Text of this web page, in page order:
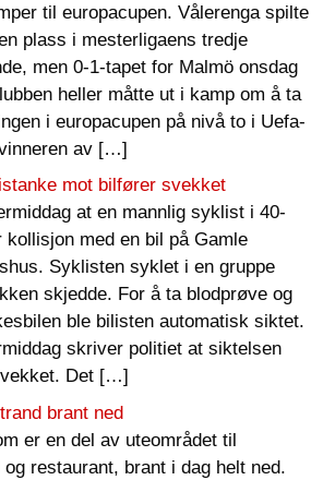
til europacupen. Vålerenga spilte
plass i mesterligaens tredje
men 0-1-tapet for Malmö onsdag
heller måtte ut i kamp om å ta
i europacupen på nivå to i Uefa-
av […]
mot bilfører svekket
at en mannlig syklist i 40-
kollisjon med en bil på Gamle
Syklisten syklet i en gruppe
skjedde. For å ta blodprøve og
ble bilisten automatisk siktet.
skriver politiet at siktelsen
Det […]
brant ned
er en del av uteområdet til
restaurant, brant i dag helt ned.